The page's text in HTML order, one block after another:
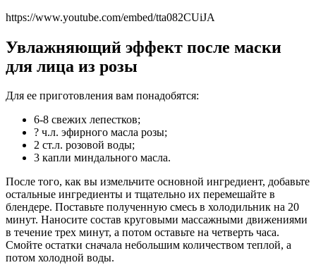
https://www.youtube.com/embed/tta082CUiJA
Увлажняющий эффект после маски
для лица из розы
Для ее приготовления вам понадобятся:
6-8 свежих лепестков;
? ч.л. эфирного масла розы;
2 ст.л. розовой воды;
3 капли миндального масла.
После того, как вы измельчите основной ингредиент, добавьте
остальные ингредиенты и тщательно их перемешайте в
блендере. Поставьте полученную смесь в холодильник на 20
минут. Наносите состав круговыми массажными движениями
в течение трех минут, а потом оставьте на четверть часа.
Смойте остатки сначала небольшим количеством теплой, а
потом холодной воды.